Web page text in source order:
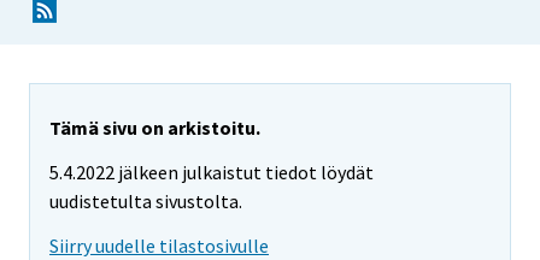
Tämä sivu on arkistoitu.
5.4.2022 jälkeen julkaistut tiedot löydät
uudistetulta sivustolta.
Siirry uudelle tilastosivulle